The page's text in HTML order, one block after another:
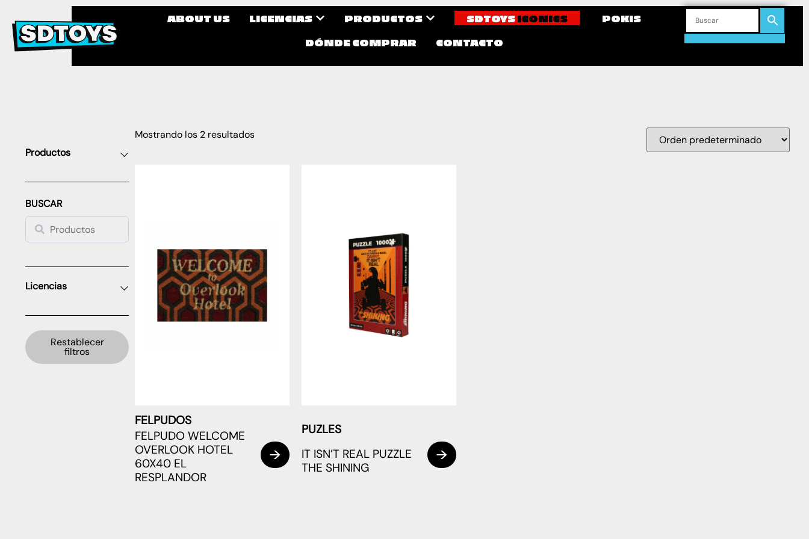
ABOUT US LICENCIAS PRODUCTOS SDTOYS ICONICS
POKIS
DÓNDE COMPRAR
CONTACTO
Productos
BUSCAR
Licencias
Restablecer
filtros
Mostrando los 2 resultados
FELPUDOS
FELPUDO WELCOME
OVERLOOK HOTEL
60X40 EL
RESPLANDOR
PUZLES
IT ISN’T REAL PUZZLE
THE SHINING